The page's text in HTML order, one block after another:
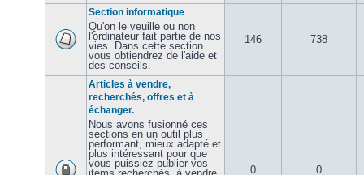
Section informatique
Qu'on le veuille ou non
l'ordinateur fait partie de nos
vies. Dans cette section
vous obtiendrez de l'aide et
des conseils.
146 738
Articles à vendre,
recherchés, offres et à
échanger.
Nous avons fusionné ces
sections en un outil plus
performant, mieux adapté et
plus intéressant pour que
vous puissiez publier vos
0 0